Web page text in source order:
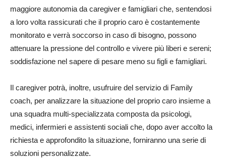
maggiore autonomia da caregiver e famigliari che, sentendosi
a loro volta rassicurati che il proprio caro è costantemente
monitorato e verrà soccorso in caso di bisogno, possono
attenuare la pressione del controllo e vivere più liberi e sereni;
soddisfazione nel sapere di pesare meno su figli e famigliari.
Il caregiver potrà, inoltre, usufruire del servizio di Family
coach, per analizzare la situazione del proprio caro insieme a
una squadra multi-specializzata composta da psicologi,
medici, infermieri e assistenti sociali che, dopo aver accolto la
richiesta e approfondito la situazione, forniranno una serie di
soluzioni personalizzate.